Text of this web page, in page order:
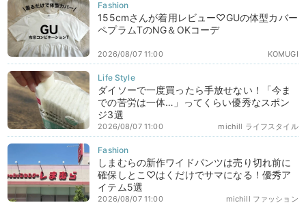
155cmさんが着用レビュー♡GUの体型カバー
ペプラムTのNG＆OKコーデ
KOMUGI
2026/08/07 11:00
ダイソーで一度買ったら手放せない！「今ま
での苦労は一体…」ってくらい優秀なスポン
ジ3選
michill ライフスタイル
2026/08/07 11:00
しまむらの新作ワイドパンツは売り切れ前に
確保しとこ♡はくだけでサマになる！優秀ア
イテム5選
michill ファッション
2026/08/07 11:00